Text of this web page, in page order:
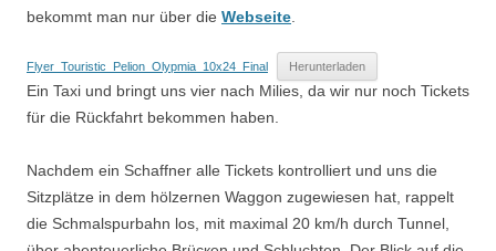
bekommt man nur über die Webseite
Flyer_Touristic_Pelion_Olypmia_10x24_Final Herunterladen
Ein Taxi und bringt uns vier nach Milies, da wir nur noch Tickets
für die Rückfahrt bekommen haben.
Nachdem ein Schaffner alle Tickets kontrolliert und uns die
Sitzplätze in dem hölzernen Waggon zugewiesen hat, rappelt
die Schmalspurbahn los, mit maximal 20 km/h durch Tunnеl,